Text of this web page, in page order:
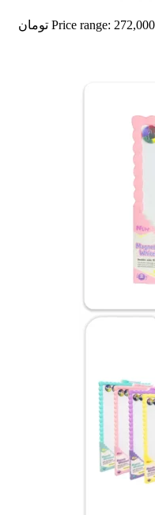
Price range: 272,000 تومان